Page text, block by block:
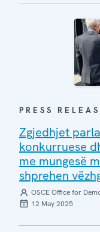
PRESS
Zgjedhjet
konkurruese
me mungesë
shprehen
OSCE Office for
12 May 2025